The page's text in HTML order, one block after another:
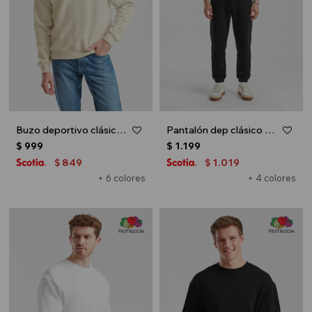
Buzo deportivo clásico escote redondo - UNISEX - Natural
+ 6 colores
$ 999
$ 849
Pantalón dep clásico c/puños elásticos - UNISEX - Negro
+ 4 colores
$ 1.199
$ 1.019